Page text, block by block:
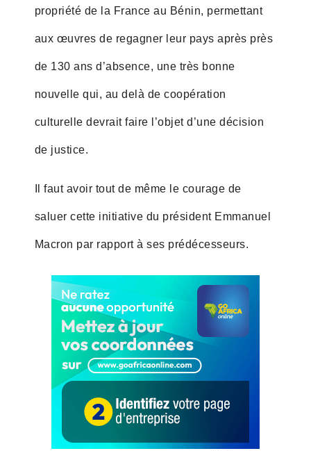
propriété de la France au Bénin, permettant
aux œuvres de regagner leur pays après près
de 130 ans d’absence, une très bonne
nouvelle qui, au delà de coopération
culturelle devrait faire l’objet d’une décision
de justice.
Il faut avoir tout de même le courage de
saluer cette initiative du président Emmanuel
Macron par rapport à ses prédécesseurs.